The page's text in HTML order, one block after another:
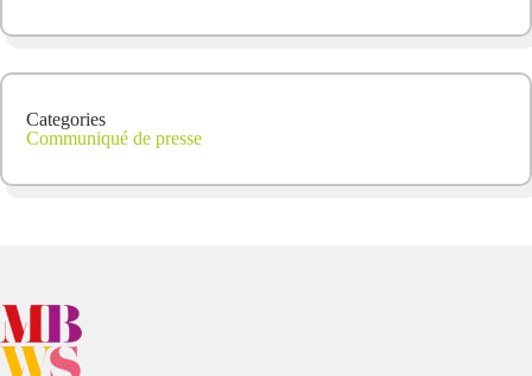
Categories
Communiqué de presse